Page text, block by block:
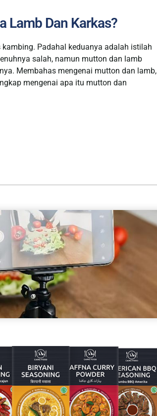
Lamb Dan Karkas?
Padahal keduanya adalah istilah
salah, namun mutton dan lamb
Membahas mengenai mutton dan lamb,
mengenai apa itu mutton dan